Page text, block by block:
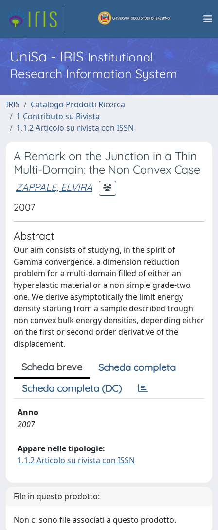
UniSa - IRISInstitutional
Research Information System
IRIS
Catalogo Prodotti Ricerca
1 Contributo su Rivista
1.1.2 Articolo su rivista con ISSN
A Remark on the Junction in a Thin
Multi-Domain: the Non Convex Case
ZAPPALE, ELVIRA
2007
Abstract
Our aim consists of studying, in the spirit of
Gamma convergence, a dimension reduction
problem for a multi-domain filled of either an
hyperelastic material or a non simple grade-two
one. We derive asymptotically the limit energy
density starting from a sample described trough
non convex bulk energy densities, depending either
on the first or second order derivative of the
displacement.
Scheda breve
Scheda completa
Scheda completa (DC)
Anno
2007
Appare nelle tipologie:
1.1.2 Articolo su rivista con ISSN
File in questo prodotto:
Non ci sono file associati a questo prodotto.